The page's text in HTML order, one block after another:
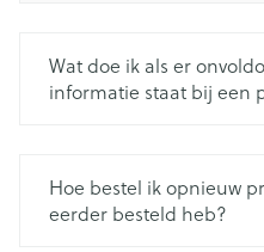
Wat doe ik als er
informatie staat bij een
Hoe bestel ik opnieuw
eerder besteld heb?